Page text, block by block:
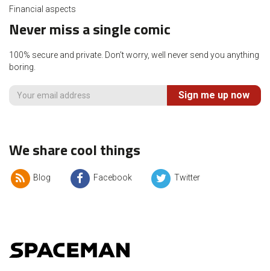
Financial aspects
Never miss a single comic
100% secure and private. Don't worry, well never send you anything
boring.
Sign me up now
We share cool things
Blog Facebook Twitter